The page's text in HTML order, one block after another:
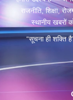
राजनीति, शिक्षा,
स्थानीय खबरों
“सूचना ही शक्ति